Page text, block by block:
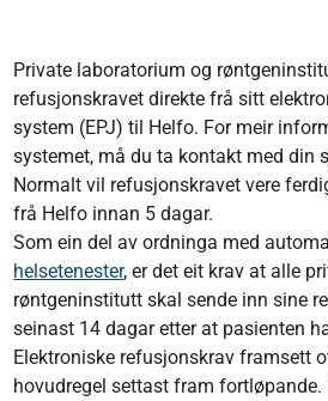
Private laboratorium og
refusjonskravet direkte frå sitt
system (EPJ) til Helfo. For meir
systemet, må du ta kontakt med din
Normalt vil refusjonskravet vere
frå Helfo innan 5 dagar.
Som ein del av ordninga med
helsetenester, er det eit krav at alle
røntgeninstitutt skal sende inn sine
seinast 14 dagar etter at pasienten
Elektroniske refusjonskrav framsett
hovudregel settast fram fortløpande.